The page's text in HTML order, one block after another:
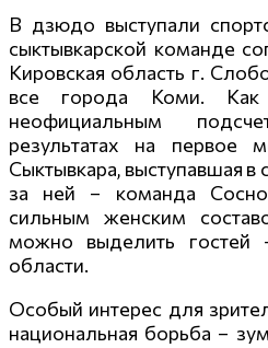
В дзюдо выступали
сыктывкарской команде
Кировская область г.
все города Коми.
неофициальным
результатах на первое
Сыктывкара, выступавшая в
за ней – команда
сильным женским
можно выделить гостей
области.
Особый интерес для
национальная борьба –